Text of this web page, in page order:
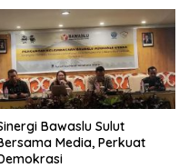
Bawaslu Sulut
Media, Perkuat